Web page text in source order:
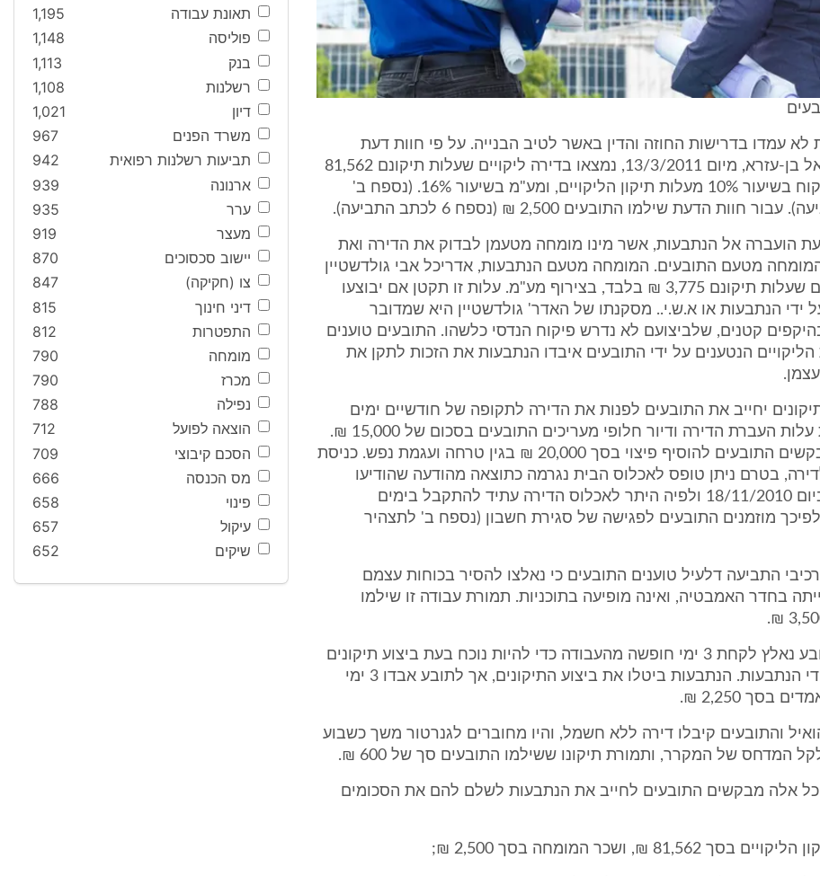
לא עמדו בדרישות החוזה והדין באשר לטיב הבנייה. על פי חוות דעת
המהנדס יואל בן-עזרא, מיום 13/3/2011, נמצאו בדירה ליקויים שעלות תיקונם 81,562
₪, כולל פיקוח בשיעור 10% מעלות תיקון הליקויים, ומע"מ בשיעור 16%. (נספח ב'
חוות הדעת שילמו התובעים 2,500 ₪ (נספח 6 לכתב התביעה).
הועברה אל הנתבעות, אשר מינו מומחה מטעמן לבדוק את הדירה ואת
מטעם התובעים. המומחה מטעם הנתבעות, אדריכל אבי גולדשטיין
מצא ליקויים שעלות תיקונם 3,775 ₪ בלבד, בצירוף מע"מ. עלות זו תקטן אם יבוצעו
ידי הנתבעות או א.ש.י.. מסקנתו של האדר' גולדשטיין היא שמדובר
קטנים, שלביצועם לא נדרש פיקוח הנדסי כלשהו. התובעים טוענים
הנטענים על ידי התובעים איבדו הנתבעות את הזכות לתקן את
יחייב את התובעים לפנות את הדירה לתקופה של חודשיים ימים
לפחות. את עלות העברת הדירה ודיור חלופי מעריכים התובעים בסכום של 15,000 ₪.
על אלה מבקשים התובעים להוסיף פיצוי בסך 20,000 ₪ בגין טרחה ועגמת נפש. כניסת
בטרם ניתן טופס לאכלוס הבית נגרמה כתוצאה מהודעה שהודיעו
הנתבעות ביום 18/11/2010 ולפיה היתר לאכלוס הדירה עתיד להתקבל בימים
מוזמנים התובעים לפגישה של סגירת חשבון (נספח ב' לתצהיר
התביעה דלעיל טוענים התובעים כי נאלצו להסיר בכוחות עצמם
בחדר האמבטיה, ואינה מופיעה בתוכניות. תמורת עבודה זו שילמו
כמו כן, התובע נאלץ לקחת 3 ימי חופשה מהעבודה כדי להיות נוכח בעת ביצוע תיקונים
בדירה על ידי הנתבעות. הנתבעות ביטלו את ביצוע התיקונים, אך לתובע אבדו 3 ימי
בסך 2,250 ₪.
והתובעים קיבלו דירה ללא חשמל, והיו מחוברים לגנרטור משך כשבוע
המדחס של המקרר, ותמורת תיקונו ששילמו התובעים סך של 600 ₪.
כל אלה מבקשים התובעים לחייב את הנתבעות לשלם להם את הסכומים
81,562 ₪, ושכר המומחה בסך 2,500 ₪;
תאונת עבודה
1,195
פוליסה
1,148
בנק
1,113
רשלנות
1,108
דיון
1,021
משרד הפנים
967
תביעות רשלנות רפואית
942
ארנונה
939
ערר
935
מעצר
919
יישוב סכסוכים
870
צו (חקיקה)
847
דיני חינוך
815
התפטרות
812
מומחה
790
מכרז
790
נפילה
788
הוצאה לפועל
712
הסכם קיבוצי
709
מס הכנסה
666
פינוי
658
עיקול
657
שיקים
652